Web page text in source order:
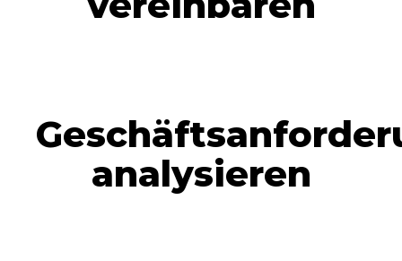
analysieren